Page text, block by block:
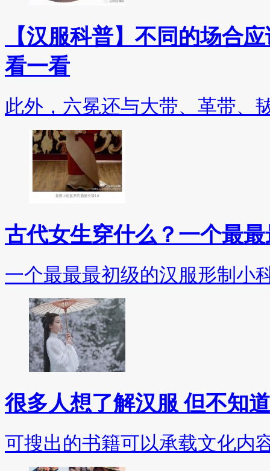
【汉服科普】不同的场合
看一看
此外，六冕还与大带、革带、
古代女生穿什么？一个最
一个最最最初级的汉服形制小
很多人想了解汉服 但不知
可搜出的书籍可以承载文化内